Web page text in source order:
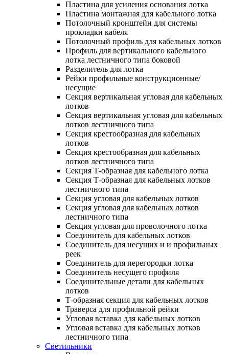
Пластина для усиления основания лотка
Пластина монтажная для кабельного лотка
Потолочный кронштейн для системы
прокладки кабеля
Потолочный профиль для кабельных лотков
Профиль для вертикального кабельного
лотка лестничного типа боковой
Разделитель для лотка
Рейки профильные конструкционные/
несущие
Секция вертикальная угловая для кабельных
лотков
Секция вертикальная угловая для кабельных
лотков лестничного типа
Секция крестообразная для кабельных
лотков
Секция крестообразная для кабельных
лотков лестничного типа
Секция Т-образная для кабельного лотка
Секция Т-образная для кабельных лотков
лестничного типа
Секция угловая для кабельных лотков
Секция угловая для кабельных лотков
лестничного типа
Секция угловая для проволочного лотка
Соединитель для кабельных лотков
Соединитель для несущих и и профильных
реек
Соединитель для перегородки лотка
Соединитель несущего профиля
Соединительные детали для кабельных
лотков
Т-образная секция для кабельных лотков
Траверса для профильной рейки
Угловая вставка для кабельных лотков
Угловая вставка для кабельных лотков
лестничного типа
Светильники